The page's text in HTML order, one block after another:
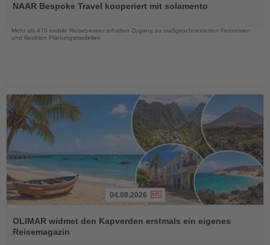
dieNAAR Bespoke Travel kooperiert mit solamento
Mehr als 470 mobile Reiseberater erhalten Zugang zu maßgeschneiderten Fernreisen
und flexiblen Planungsmodellen
Sie
die
Nachrichten
04.08.2026
OLIMAR widmet den Kapverden erstmals ein eigenes
Reisemagazin